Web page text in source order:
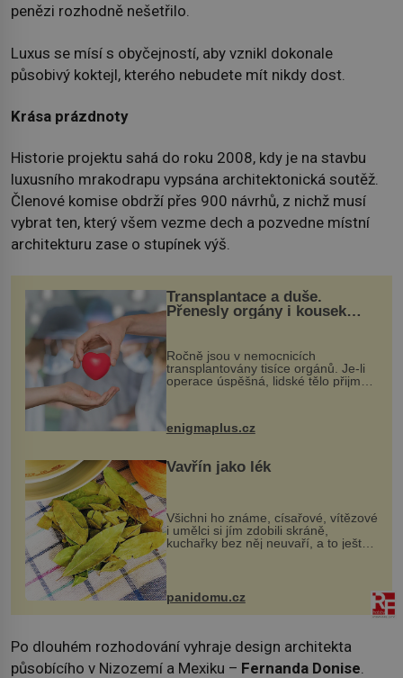
penězi rozhodně nešetřilo.
Luxus se mísí s obyčejností, aby vznikl dokonale
působivý koktejl, kterého nebudete mít nikdy dost.
Krása prázdnoty
Historie projektu sahá do roku 2008, kdy je na stavbu
luxusního mrakodrapu vypsána architektonická soutěž.
Členové komise obdrží přes 900 návrhů, z nichž musí
vybrat ten, který všem vezme dech a pozvedne místní
architekturu zase o stupínek výš.
Transplantace a duše.
Přenesly orgány i kousek
Ročně jsou v nemocnicích
transplantovány tisíce orgánů. Je-li
operace úspěšná, lidské tělo přijme
enigmaplus.cz
Vavřín jako lék
Všichni ho známe, císařové, vítězové
i umělci si jím zdobili skráně,
kuchařky bez něj neuvaří, a to ještě
nevíte, že bobkový list může výrazně
zmírnit některé naše neduhy.
Obsahuje v malém množství ně...
panidomu.cz
Po dlouhém rozhodování vyhraje design architekta
působícího v Nizozemí a Mexiku – Fernanda Donise